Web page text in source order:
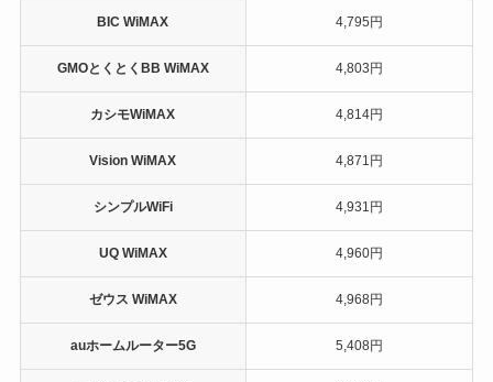
BIC WiMAX 4,795円
GMOとくとくBB WiMAX 4,803円
カシモWiMAX 4,814円
Vision WiMAX 4,871円
シンプルWiFi 4,931円
UQ WiMAX 4,960円
ゼウス WiMAX 4,968円
auホームルーター5G 5,408円